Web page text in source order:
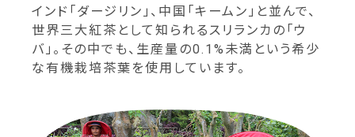
インド「ダージリン」、中国「キームン」と並んで、
世界三大紅茶として知られるスリランカの「ウ
バ」。その中でも、生産量の0.1%未満という希少
な有機栽培茶葉を使用しています。